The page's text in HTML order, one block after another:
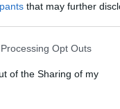
that may further
website/app uses one or
or usage behaviour.
to Google and its third-
specified purposes in
Opt Outs
of the Sharing of my
HÍRDETÉS